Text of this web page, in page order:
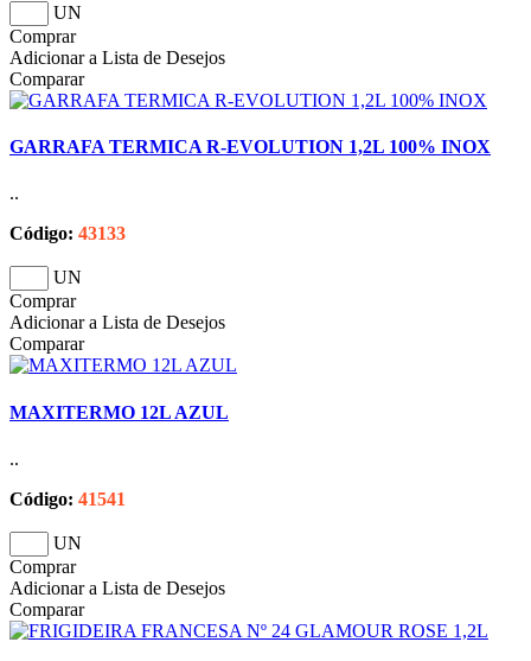
UN
Comprar
Adicionar a Lista de Desejos
Comparar
GARRAFA TERMICA R-EVOLUTION 1,2L 100% INOX
..
Código: 43133
UN
Comprar
Adicionar a Lista de Desejos
Comparar
MAXITERMO 12L AZUL
..
Código: 41541
UN
Comprar
Adicionar a Lista de Desejos
Comparar